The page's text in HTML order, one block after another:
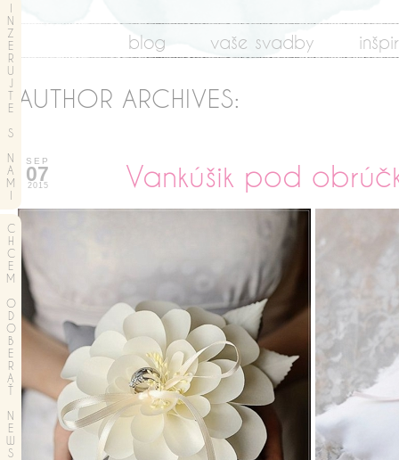
blog vaše svadby
AUTHOR ARCHIVES:
SEP
07
2015 Vankúšik pod
N
Z
E
R
U
T
E
S
N
A
M
C
H
C
E
M
O
D
O
B
E
R
A
Ť
N
E
W
S